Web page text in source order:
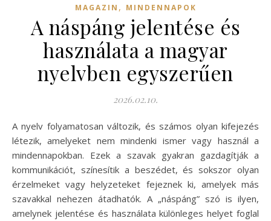
MAGAZIN , MINDENNAPOK
A náspáng jelentése és
használata a magyar
nyelvben egyszerűen
2026.02.10.
A nyelv folyamatosan változik, és számos olyan kifejezés
létezik, amelyeket nem mindenki ismer vagy használ a
mindennapokban. Ezek a szavak gyakran gazdagítják a
kommunikációt, színesítik a beszédet, és sokszor olyan
érzelmeket vagy helyzeteket fejeznek ki, amelyek más
szavakkal nehezen átadhatók. A „náspáng” szó is ilyen,
amelynek jelentése és használata különleges helyet foglal